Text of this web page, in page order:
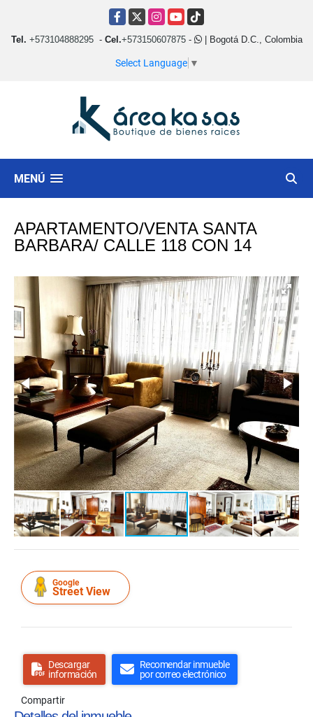
Facebook
X Instagram
YouTubeTikTok
Tel. +573104888295- Cel.+573150607875- | Bogotá D.C., Colombia
Select Language ▼
MENÚ
APARTAMENTO/VENTA SANTA
BARBARA/ CALLE 118 CON 14
Google
Street View
Descargar
información
Recomendar inmueble
por correo electrónico
Compartir